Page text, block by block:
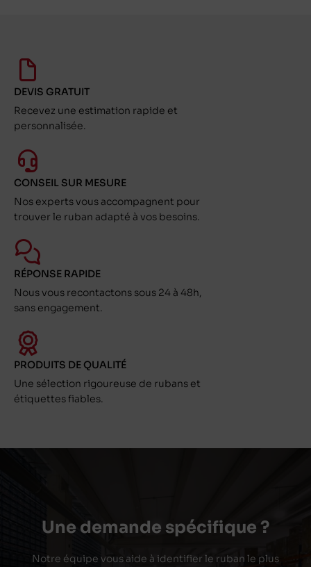
DEVIS GRATUIT
Recevez une estimation rapide et
personnalisée.
CONSEIL SUR MESURE
Nos experts vous accompagnent pour
trouver le ruban adapté à vos besoins.
RÉPONSE RAPIDE
Nous vous recontactons sous 24 à 48h,
sans engagement.
PRODUITS DE QUALITÉ
Une sélection rigoureuse de rubans et
étiquettes fiables.
Une demande spécifique ?
Notre équipe vous aide à identifier le ruban le plus